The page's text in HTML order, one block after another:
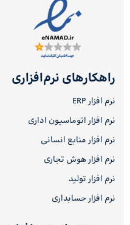
راهکارهای نرم‌افزاری
نرم افزار ERP
نرم افزار اتوماسیون اداری
نرم افزار منابع انسانی
نرم افزار هوش تجاری
نرم افزار تولید
نرم افزار حسابداری